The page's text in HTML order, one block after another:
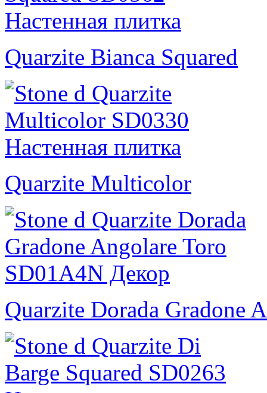
Quarzite Bianca Squared
Quarzite Multicolor
Quarzite Dorada Gradone